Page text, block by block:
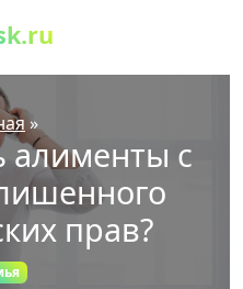
»
алименты с
прав?